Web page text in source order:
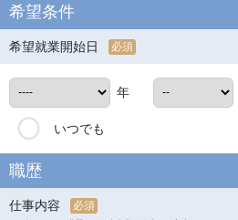
希望条件
希望就業開始日 必須
年
いつでも
職歴
仕事内容 必須